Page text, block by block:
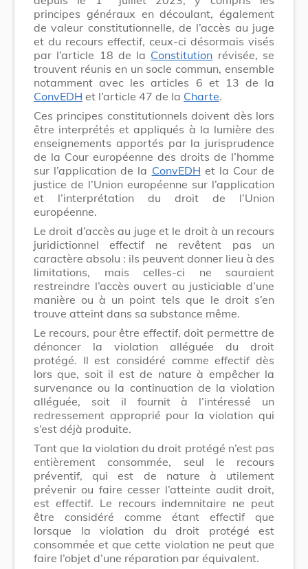
principes généraux en découlant, également
de valeur constitutionnelle, de l’accès au juge
et du recours effectif, ceux-ci désormais visés
par l’article 18 de la Constitution révisée, se
trouvent réunis en un socle commun, ensemble
notamment avec les articles 6 et 13 de la
ConvEDH et l’article 47 de la Charte.
Ces principes constitutionnels doivent dès lors
être interprétés et appliqués à la lumière des
enseignements apportés par la jurisprudence
de la Cour européenne des droits de l’homme
sur l’application de la ConvEDH et la Cour de
justice de l’Union européenne sur l’application
et l’interprétation du droit de l’Union
européenne.
Le droit d’accès au juge et le droit à un recours
juridictionnel effectif ne revêtent pas un
caractère absolu : ils peuvent donner lieu à des
limitations, mais celles-ci ne sauraient
restreindre l’accès ouvert au justiciable d’une
manière ou à un point tels que le droit s’en
trouve atteint dans sa substance même.
Le recours, pour être effectif, doit permettre de
dénoncer la violation alléguée du droit
protégé. Il est considéré comme effectif dès
lors que, soit il est de nature à empêcher la
survenance ou la continuation de la violation
alléguée, soit il fournit à l’intéressé un
redressement approprié pour la violation qui
s’est déjà produite.
Tant que la violation du droit protégé n’est pas
entièrement consommée, seul le recours
préventif, qui est de nature à utilement
prévenir ou faire cesser l’atteinte audit droit,
est effectif. Le recours indemnitaire ne peut
être considéré comme étant effectif que
lorsque la violation du droit protégé est
consommée et que cette violation ne peut que
faire l’objet d’une réparation par équivalent.